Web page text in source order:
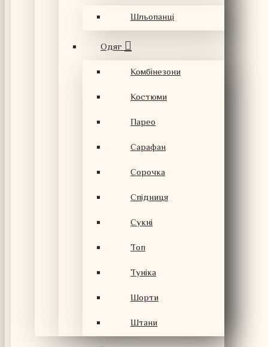
Шльопанці
Одяг
Комбінезони
Костюми
Парео
Сарафан
Сорочка
Спідниця
Сукні
Топ
Туніка
Шорти
Штани